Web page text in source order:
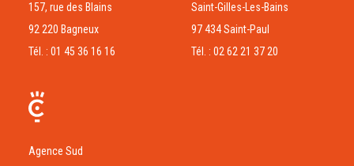
157, rue des Blains
92 220 Bagneux
Tél. : 01 45 36 16 16
Saint-Gilles-Les-Bains
97 434 Saint-Paul
Tél. : 02 62 21 37 20
Agence Sud